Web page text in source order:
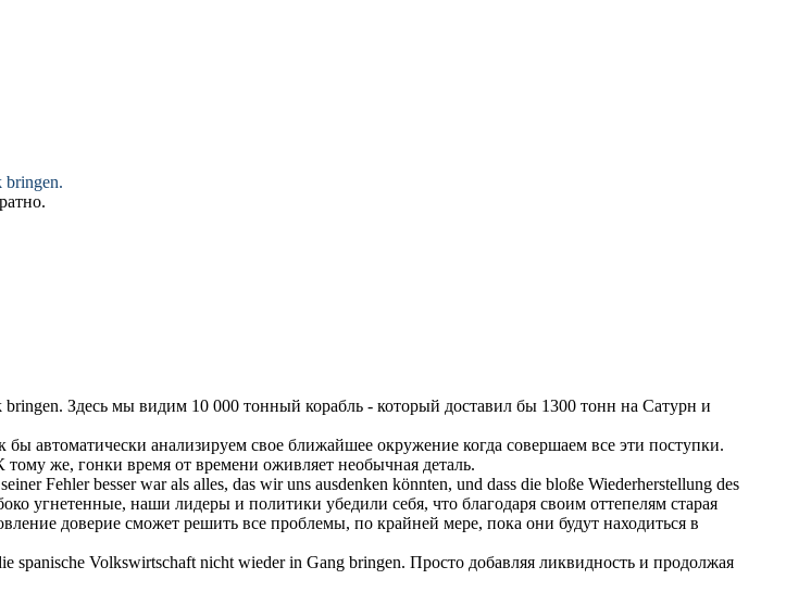
bringen.
.
bringen. Здесь мы видим 10 000 тонный корабль - который доставил бы 1300 тонн на Сатурн и
автоматически анализируем свое ближайшее окружение когда совершаем все эти поступки.
тому же, гонки время от времени оживляет необычная деталь.
Fehler besser war als alles, das wir uns ausdenken könnten, und dass die bloße Wiederherstellung des
угнетенные, наши лидеры и политики убедили себя, что благодаря своим оттепелям старая
доверие сможет решить все проблемы, по крайней мере, пока они будут находиться в
spanische Volkswirtschaft nicht wiederin Gang bringen. Просто добавляя ликвидность и продолжая